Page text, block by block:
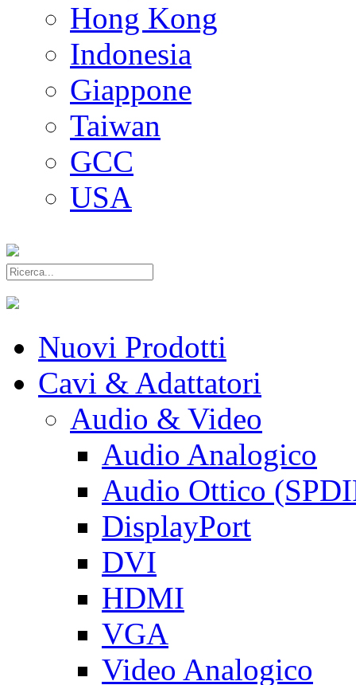
Hong Kong
Indonesia
Giappone
Taiwan
GCC
USA
Nuovi Prodotti
Cavi & Adattatori
Audio & Video
Audio Analogico
Audio Ottico
DisplayPort
DVI
HDMI
VGA
Video Analogico